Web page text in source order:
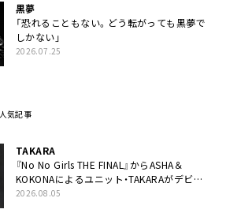
黒夢
「恐れることもない。どう転がっても黒夢で
しかない」
2026.07.25
人気記事
TAKARA
『No No Girls THE FINAL』からASHA＆
KOKONAによるユニット・TAKARAがデビュ
ー
2026.08.05